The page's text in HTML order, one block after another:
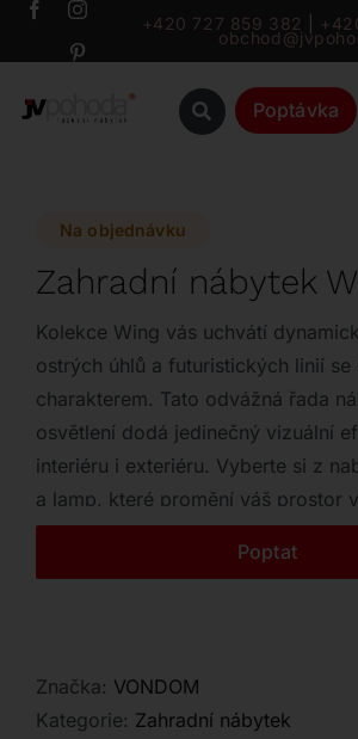
Přeskočit
+420 727 859 382
Poptávka
Katalog
Značky
Outlet
Kontakt
Na objednávku
Zahradní nábytek
Kolekce Wing vás uchvátí
ostrých úhlů a futuristických linií se
charakterem. Tato odvážná řada
osvětlení dodá jedinečný vizuální
interiéru i exteriéru. Vyberte si z
a lamp, které promění váš prostor
Poptat
Značka: VONDOM
Kategorie: Zahradní nábytek